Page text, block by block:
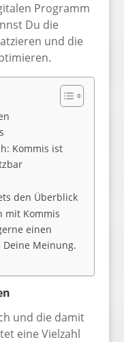
Programm
Du die
und die
Kommis ist
den Überblick
mit Kommis
einen
Meinung.
und die damit
eine Vielzahl